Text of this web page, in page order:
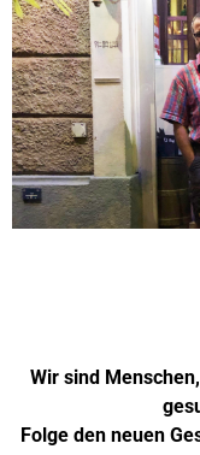
Wir sind
Folge den neuen